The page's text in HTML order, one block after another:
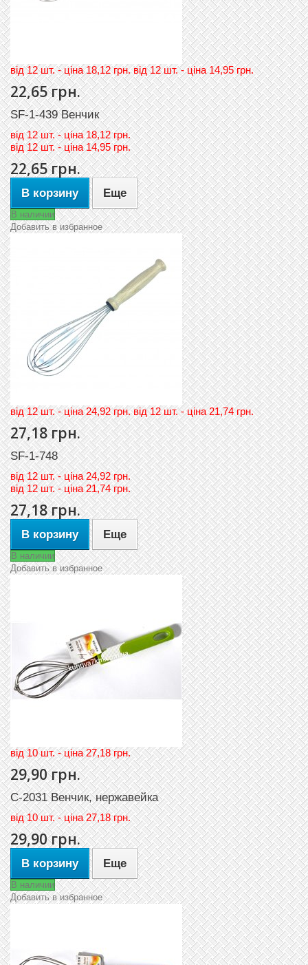
вiд 12 шт. - цiна 18,12 грн. вiд 12 шт. - цiна 14,95 грн.
22,65 грн.
SF-1-439 Венчик
вiд12 шт. - цiна 18,12 грн.
вiд12 шт. - цiна 14,95 грн.
22,65 грн.
В корзину Еще
В наличии
Добавить в избранное
вiд 12 шт. - цiна 24,92 грн. вiд 12 шт. - цiна 21,74 грн.
27,18 грн.
SF-1-748
вiд12 шт. - цiна 24,92 грн.
вiд12 шт. - цiна 21,74 грн.
27,18 грн.
В корзину Еще
В наличии
Добавить в избранное
вiд 10 шт. - цiна 27,18 грн.
29,90 грн.
C-2031 Венчик, нержавейка
вiд10 шт. - цiна 27,18 грн.
29,90 грн.
В корзину Еще
В наличии
Добавить в избранное